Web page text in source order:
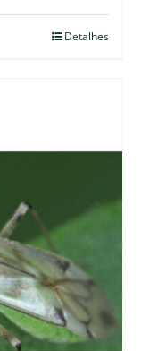
Detalhes